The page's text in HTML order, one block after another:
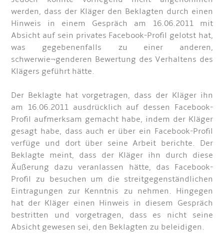
werden, dass der Kläger den Beklagten durch einen
Hinweis in einem Gespräch am 16.06.2011 mit
Absicht auf sein privates Facebook-Profil gelotst hat,
was gegebenenfalls zu einer anderen,
schwerwie¬genderen Bewertung des Verhaltens des
Klägers geführt hätte.
Der Beklagte hat vorgetragen, dass der Kläger ihn
am 16.06.2011 ausdrücklich auf dessen Facebook-
Profil aufmerksam gemacht habe, indem der Kläger
gesagt habe, dass auch er über ein Facebook-Profil
verfüge und dort über seine Arbeit berichte. Der
Beklagte meint, dass der Kläger ihn durch diese
Äußerung dazu veranlassen hätte, das Facebook-
Profil zu besuchen um die streitgegenständlichen
Eintragungen zur Kenntnis zu nehmen. Hingegen
hat der Kläger einen Hinweis in diesem Gespräch
bestritten und vorgetragen, dass es nicht seine
Absicht gewesen sei, den Beklagten zu beleidigen.